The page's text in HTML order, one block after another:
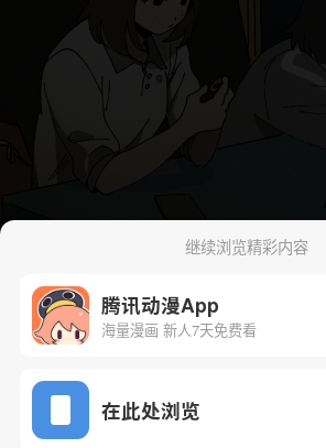
下一话
继续浏览精彩内容
腾讯动漫App
海量漫画 新人7天免费看
在此处浏览